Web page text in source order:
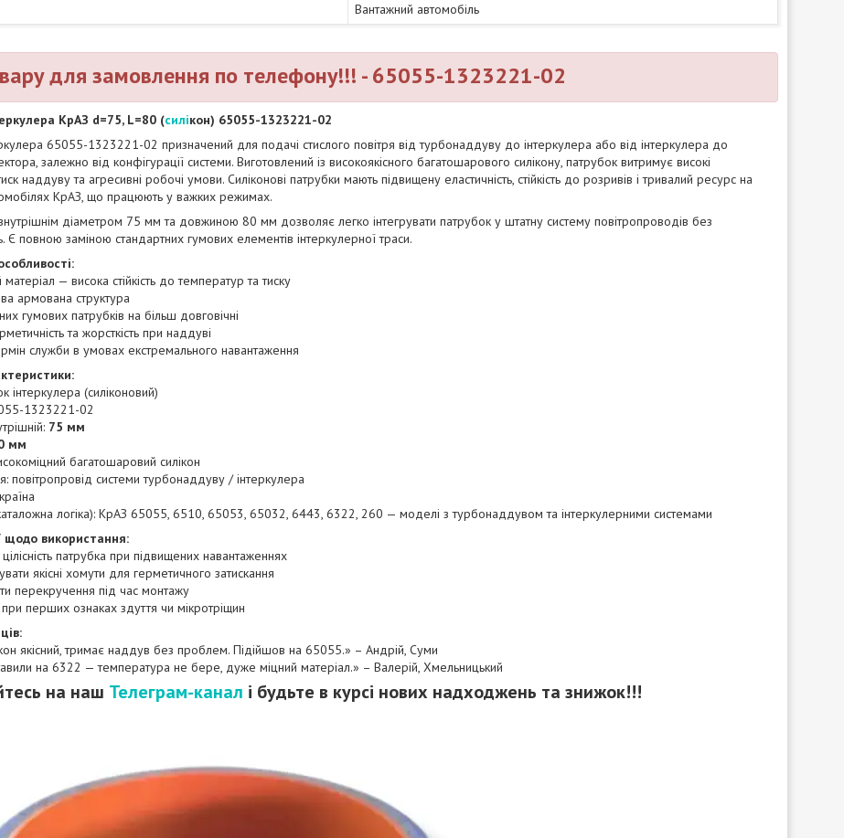
Вантажний автомобіль
для замовлення по телефону!!! - 65055-1323221-02
КрАЗ d=75, L=80 (силікон) 65055-1323221-02
65055-1323221-02 призначений для подачі стислого повітря від турбонаддуву до інтеркулера або від інтеркулера до
залежно від конфігурації системи. Виготовлений із високоякісного багатошарового силікону, патрубок витримує високі
наддуву та агресивні робочі умови. Силіконові патрубки мають підвищену еластичність, стійкість до розривів і тривалий ресурс на
КрАЗ, що працюють у важких режимах.
діаметром 75 мм та довжиною 80 мм дозволяє легко інтегрувати патрубок у штатну систему повітропроводів без
повною заміною стандартних гумових елементів інтеркулерної траси.
— висока стійкість до температур та тиску
армована структура
гумових патрубків на більш довговічні
та жорсткість при наддуві
служби в умовах екстремального навантаження
інтеркулера (силіконовий)
1323221-02
75 мм
мм
багатошаровий силікон
повітропровід системи турбонаддуву / інтеркулера
логіка): КрАЗ 65055, 6510, 65053, 65032, 6443, 6322, 260 — моделі з турбонаддувом та інтеркулерними системами
щодо використання:
патрубка при підвищених навантаженнях
якісні хомути для герметичного затискання
перекручення під час монтажу
перших ознаках здуття чи мікротріщин
якісний, тримає наддув без проблем. Підійшов на 65055.» – Андрій, Суми
на 6322 — температура не бере, дуже міцний матеріал.» – Валерій, Хмельницький
на наш Телеграм-канал і будьте в курсі нових надходжень та знижок!!!